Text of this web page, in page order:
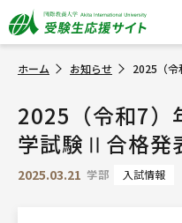
ホーム お知らせ 2025（
2025（令和7
学試験Ⅱ合格発
2025.03.21 学部 入試情報